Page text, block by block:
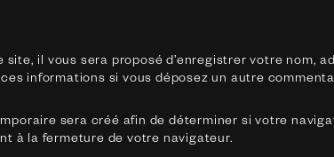
il vous sera proposé d’enregistrer votre nom,
informations si vous déposez un autre
sera créé afin de déterminer si votre
à la fermeture de votre navigateur.